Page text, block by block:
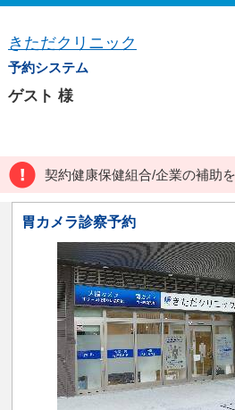
きただクリニック
予約システム
ゲスト 様
契約健康保健組合/企業の補助
胃カメラ診察予約